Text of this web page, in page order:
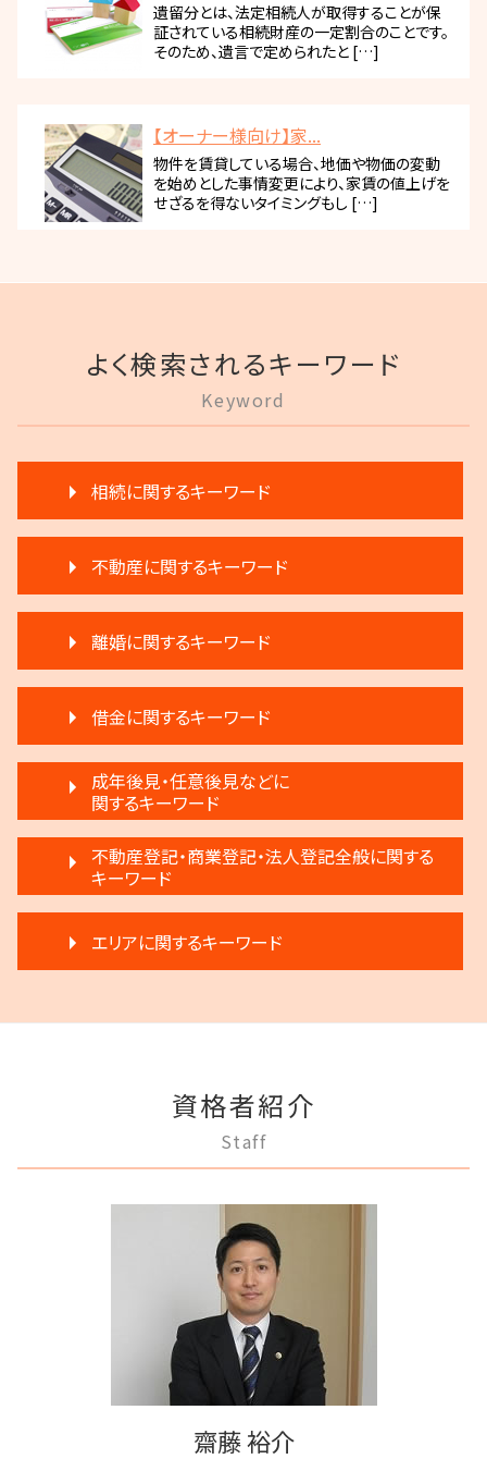
遺留分とは、法定相続人が取得することが保
証されている相続財産の一定割合のことです。
そのため、遺言で定められたと […]
【オーナー様向け】家...
物件を賃貸している場合、地価や物価の変動
を始めとした事情変更により、家賃の値上げを
せざるを得ないタイミングもし […]
よく検索されるキーワード
Keyword
相続に関するキーワード
遺言 執行しない
執行人 遺言 相続
生前贈与 注意
遺言 執行
遺言 執行 相続人
遺産分割 第三者
遺産分割 弁護士 メリット
相続 遺留分 割合
相続人申告登記 デメリット
生前贈与とは 住宅
限定承認とは 弁護士
生前贈与 注意点
限定承認 相続
公正証書遺言 証人
相続人 調査 費用
生前贈与 弁護士
相続 遠方
不動産に関するキーワード
家賃 滞納 引越し
家賃 滞納 延滞料
賃料増額 交渉
不動産 明け渡し 強制執行
退去 立会い トラブル
家賃滞納 強制退去
不動産 明け渡し請求
不動産 弁護士
賃料増額 更新
滞納 家賃 分割 交渉
家賃 滞納 対応
家賃 滞納 弁護士
不動産 明け渡し 弁護士
再開発 立ち退き
不動産売買契約 注意点
離婚に関するキーワード
協議離婚 弁護士
離婚 慰謝料
離婚調停 不利な発言
離婚 円満調停
モラハラ 離婚したい
離婚調停 不成立
離婚 弁護士
離婚 子供 影響
離婚 不受理届
離婚 浮気 慰謝料
離婚 新しい戸籍
離婚 浮気
借金に関するキーワード
任意整理 不動産
借金返済
任意整理 複数社
破産 法人
破産 代表取締役
借金 延滞金
民事再生 遅延損害金
民事再生 弁済
任意整理 住宅ローン
破産宣告 自己破産
破産 弁護士
成年後見・任意後見などに
関するキーワード
成年後見 デメリット
成年後見 弁護士
任意後見制度とは
成年後見 不正
家族信託 できること
任意後見制度 本人
任意後見制度 メリット
成年後見人制度 申し立て
任意後見制度 代理人
成年後見制度 手続き
不動産登記・商業登記・法人登記全般に関する
キーワード
不動産登記 弁護士
不動産登記 売主
法人登記 マンション
法人登記 個人事業主
不動産登記 売買
商業登記 不動産登記 違い
弁護士 登記手続
不動産登記 期限
エリアに関するキーワード
府中市 不動産トラブル
府中市 借金問題
府中市 登記全般
府中市 離婚 相談
稲城市 成年後見
三鷹市 成年後見
資格者紹介
Staff
齋藤 裕介